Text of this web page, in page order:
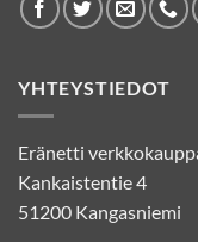
YHTEYSTIEDOT
Eränetti
Kankaistentie 4
51200 Kangasniemi